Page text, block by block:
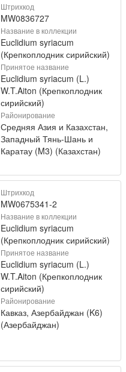
Штрихкод
MW0836727
Название в коллекции
Euclidium syriacum
(Крепкоплодник сирийский)
Принятое название
Euclidium syriacum (L.)
W.T.Aiton (Крепкоплодник
сирийский)
Районирование
Средняя Азия и Казахстан,
Западный Тянь-Шань и
Каратау (M3) (Казахстан)
Штрихкод
MW0675341-2
Название в коллекции
Euclidium syriacum
(Крепкоплодник сирийский)
Принятое название
Euclidium syriacum (L.)
W.T.Aiton (Крепкоплодник
сирийский)
Районирование
Кавказ, Азербайджан (K6)
(Азербайджан)